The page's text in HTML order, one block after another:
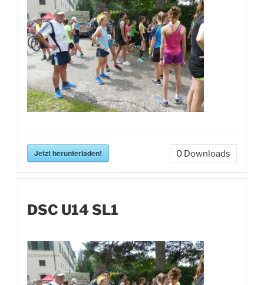
Jetzt herunterladen! 0 Downloads
DSC U14 SL1